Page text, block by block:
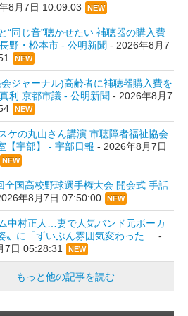
8月7日 10:09:03 NEW
“同じ音”聴かせたい 補聴器の購入費
野・松本市 - 公明新聞 - 2026年8月7
NEW
ジャーナル)高齢者に補聴器購入費を
利 京都市議 - 公明新聞 - 2026年8月7
NEW
ケの丸山さん講演 市聴障者福祉協会
【宇部】 - 宇部日報 - 2026年8月7日
NEW
全国高校野球選手権大会 開会式 手話
年8月7日 07:50:00 NEW
中村正人…妻で人気バンド元ボーカ
〟に「ずいぶん雰囲気変わった ... -
7日 05:28:31
NEW
もっと他の記事を読む